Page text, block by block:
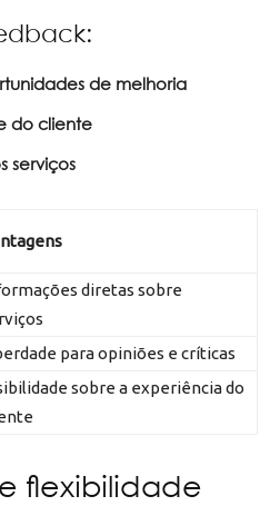
de melhoria
do cliente
serviços
diretas sobre
para opiniões e críticas
sobre a experiência do
flexibilidade